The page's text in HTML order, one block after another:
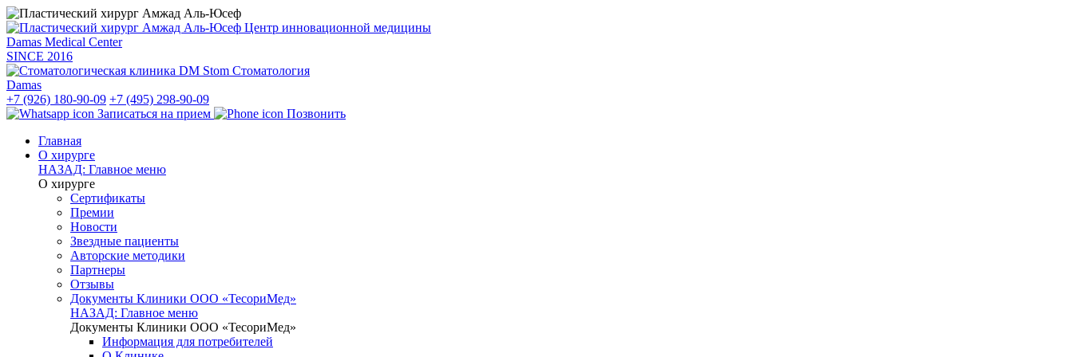
Центр инновационной медицины
Damas Medical Center
SINCE 2016
Стоматология
Damas
+7 (926) 180-90-09 +7 (495) 298-90-09
Записаться на прием
Позвонить
Главная
О хирурге
НАЗАД: Главное меню
О хирурге
Сертификаты
Премии
Новости
Звездные пациенты
Авторские методики
Партнеры
Отзывы
Документы Клиники ООО «ТесориМед»
НАЗАД: Главное меню
Документы Клиники ООО «ТесориМед»
Информация для потребителей